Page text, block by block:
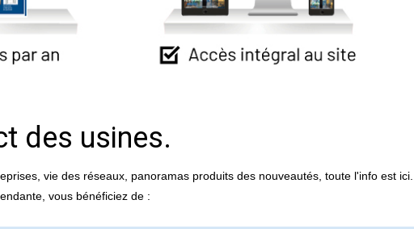
des usines.
vie des réseaux, panoramas produits des nouveautés, toute l'info est ici...
vous bénéficiez de :